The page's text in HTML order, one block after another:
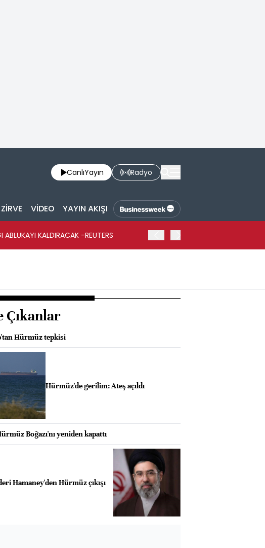
CanlıYayın Radyo
ZİRVE VİDEO YAYIN AKIŞI
KALDIRACAK -REUTERS
Çıkanlar
Hürmüz tepkisi
Hürmüz'de gerilim: Ateş açıldı
Boğazı'nı yeniden kapattı
Hamaney'den Hürmüz çıkışı